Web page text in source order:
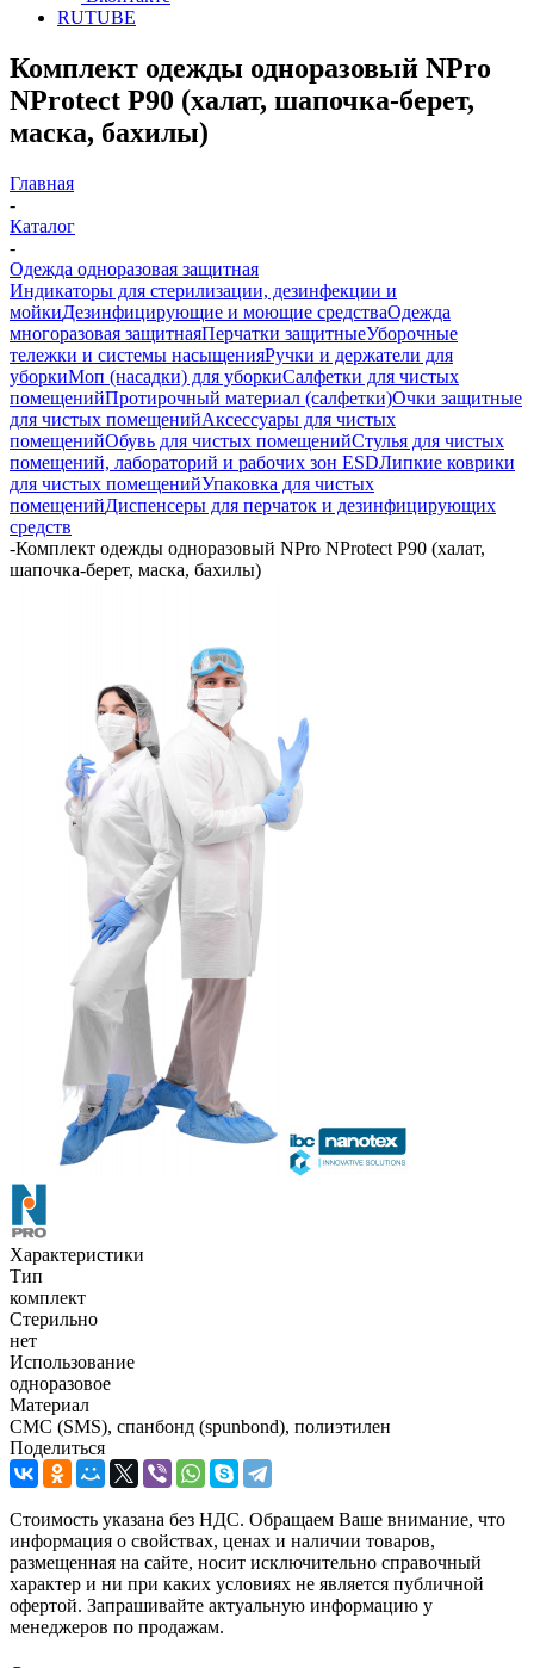
RUTUBE
Комплект одежды одноразовый NPro
NProtect P90 (халат, шапочка-берет,
маска, бахилы)
Главная
-
Каталог
-
Одежда одноразовая защитная
Индикаторы для стерилизации, дезинфекции и
мойкиДезинфицирующие и моющие средстваОдежда
многоразовая защитнаяПерчатки защитныеУборочные
тележки и системы насыщенияРучки и держатели для
уборкиМоп (насадки) для уборкиСалфетки для чистых
помещенийПротирочный материал (салфетки)Очки защитные
для чистых помещенийАксессуары для чистых
помещенийОбувь для чистых помещенийСтулья для чистых
помещений, лабораторий и рабочих зон ESDЛипкие коврики
для чистых помещенийУпаковка для чистых
помещенийДиспенсеры для перчаток и дезинфицирующих
средств
-Комплект одежды одноразовый NPro NProtect P90 (халат,
шапочка-берет, маска, бахилы)
Характеристики
Тип
комплект
Стерильно
нет
Использование
одноразовое
Материал
СМС (SMS), спанбонд (spunbond), полиэтилен
Поделиться
Стоимость указана без НДС. Обращаем Ваше внимание, что
информация о свойствах, ценах и наличии товаров,
размещенная на сайте, носит исключительно справочный
характер и ни при каких условиях не является публичной
офертой. Запрашивайте актуальную информацию у
менеджеров по продажам.